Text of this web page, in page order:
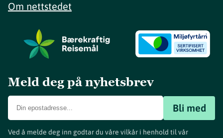
Om nettstedet
Meld deg på nyhetsbrev
Bli med
Ved å melde deg inn godtar du våre vilkår i henhold til vår